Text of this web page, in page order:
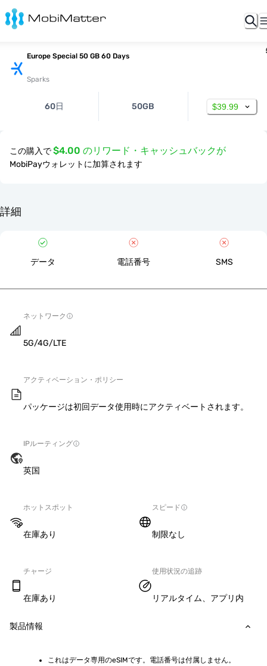
Europe Special 50 GB 60 Days
Sparks
60日 50GB $39.99
この購入で$4.00 のリワード・キャッシュバックが
MobiPayウォレットに加算されます
詳細
データ 電話番号 SMS
ネットワーク
5G/4G/LTE
アクティベーション・ポリシー
パッケージは初回データ使用時にアクティベートされます。
IPルーティング
英国
ホットスポット
在庫あり
スピード
制限なし
チャージ
在庫あり
使用状況の追跡
リアルタイム、アプリ内
製品情報
これはデータ専用のeSIMです。電話番号は付属しません。